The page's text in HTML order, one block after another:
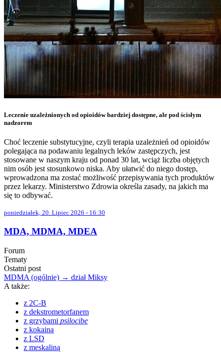
Leczenie uzależnionych od opioidów bardziej dostępne, ale pod ścisłym
nadzorem
Choć leczenie substytucyjne, czyli terapia uzależnień od opioidów
polegająca na podawaniu legalnych leków zastępczych, jest
stosowane w naszym kraju od ponad 30 lat, wciąż liczba objętych
nim osób jest stosunkowo niska. Aby ułatwić do niego dostęp,
wprowadzona ma zostać możliwość przepisywania tych produktów
przez lekarzy. Ministerstwo Zdrowia określa zasady, na jakich ma
się to odbywać.
poniedziałek, 20. Lipiec 2026 - 16:30
MDA, MDMA, MDEA
Forum
Tematy
Ostatni post
MDMA (ogólnie) → dział Miksy
A także:
z 2C-B
z dekstrometorfanem
z grzybami psilocibe
z kokainą
z LSD
z meskaliną